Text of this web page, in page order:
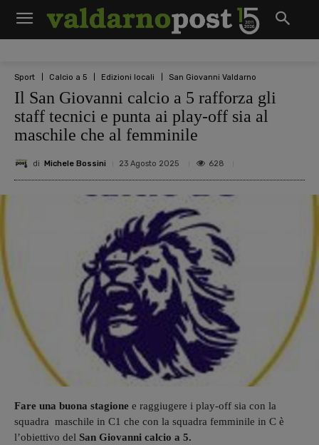
Sport Calcio a 5 Edizioni locali San Giovanni Valdarno
Il San Giovanni calcio a 5 rafforza gli
staff tecnici e punta ai play-off sia al
maschile che al femminile
di Michele Bossini 23 Agosto 2025 628
Fare una buona stagione e raggiugere i play-off sia con la
squadra maschile in C1 che con la squadra femminile in C è
l’obiettivo del San Giovanni calcio a 5.